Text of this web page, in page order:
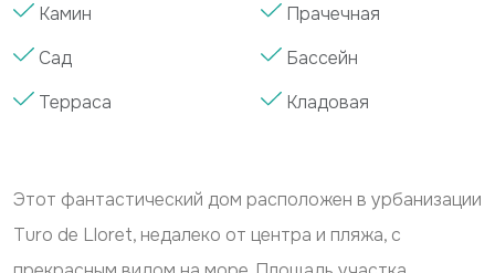
Камин
Прачечная
Сад
Бассейн
Терраса
Кладовая
Этот фантастический дом расположен в урбанизации
Turo de Lloret, недалеко от центра и пляжа, с